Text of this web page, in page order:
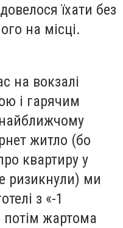
їхати без
на місці.
на вокзалі
і гарячим
житло (бо
квартиру у
ризикнули) ми
з «-1
потім жартома